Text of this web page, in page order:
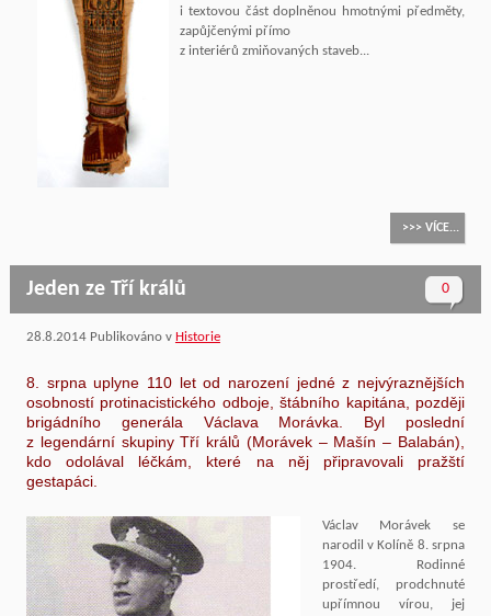
i textovou část doplněnou hmotnými předměty,
zapůjčenými přímo
z interiérů zmiňovaných staveb...
>>> VÍCE...
0
Jeden ze Tří králů
28.8.2014Publikováno v Historie
8. srpna uplyne 110 let od narození jedné z nejvýraznějších
osobností protinacistického odboje, štábního kapitána, později
brigádního generála Václava Morávka. Byl poslední
z legendární skupiny Tří králů (Morávek – Mašín – Balabán),
kdo odolával léčkám, které na něj připravovali pražští
gestapáci.
Václav Morávek se
narodil v Kolíně 8. srpna
1904. Rodinné
prostředí, prodchnuté
upřímnou vírou, jej